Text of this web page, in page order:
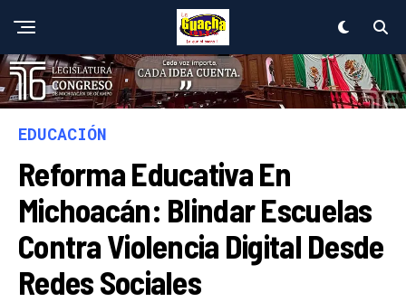
EDUCACIÓN
Reforma Educativa En
Michoacán: Blindar Escuelas
Contra Violencia Digital Desde
Redes Sociales